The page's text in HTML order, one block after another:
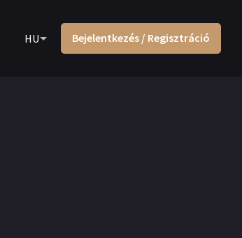
HU Bejelentkezés / Regisztráció